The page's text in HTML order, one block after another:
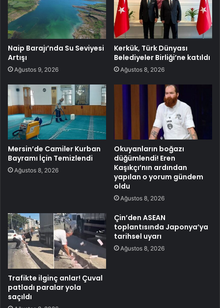
Naip Barajı’nda Su Seviyesi
Artışı
Ağustos 9, 2026
Kerkük, Türk Dünyası
Belediyeler Birliği’ne katıldı
Ağustos 8, 2026
Mersin’de Camiler Kurban
Bayramı İçin Temizlendi
Ağustos 8, 2026
Okuyanların boğazı
düğümlendi! Eren
Kaşıkçı’nın ardından
yapılan o yorum gündem
oldu
Ağustos 8, 2026
Trafikte ilginç anlar! Çuval
patladı paralar yola
saçıldı
Çin’den ASEAN
toplantısında Japonya’ya
tarihsel uyarı
Ağustos 8, 2026